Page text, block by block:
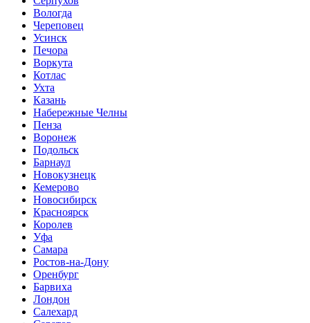
Вологда
Череповец
Усинск
Печора
Воркута
Котлас
Ухта
Казань
Набережные Челны
Пенза
Воронеж
Подольск
Барнаул
Новокузнецк
Кемерово
Новосибирск
Красноярск
Королев
Уфа
Самара
Ростов-на-Дону
Оренбург
Барвиха
Лондон
Салехард